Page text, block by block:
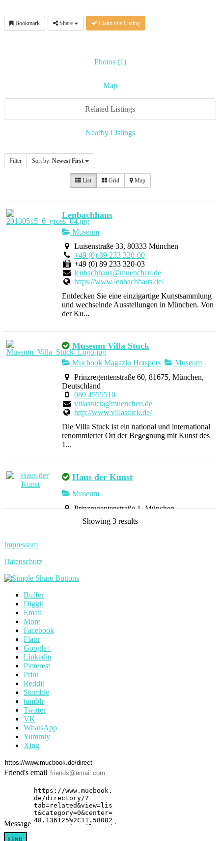
Bookmark Share Claim this Listing
Photos (1)
Map
Related Listings
Nearby Listings
Filter Sort by: Newest First
List Grid Map
Lenbachhaus
Museum
Luisenstraße 33, 80333 München
+49 (0) 89 233 320-00
+49 (0) 89 233 320-03
lenbachhaus@muenchen.de
https://www.lenbachhaus.de/
Entdecken Sie eine einzigartige Kunstsammlung
und wechselnde Ausstellungen in München. Von
der Ku...
Museum Villa Stuck
Mucbook Magazin Hotspots
Museum
Prinzregentenstraße 60, 81675, München,
Deutschland
089 4555510
villastuck@muenchen.de
http://www.villastuck.de/
Die Villa Stuck ist ein national und international
renommierter Ort der Begegnung mit Kunst des
1...
Haus der Kunst
Museum
Prinzregentenstraße 1, München,
Deutschland
089 21127 113
führendes Ze...
Showing 3 results
Impressum
Datenschutz
Buffer
Diggit
Email
More
Facebook
Flattr
Google+
Linkedin
Pinterest
Print
Reddit
Stumble
tumblr
Twitter
VK
WhatsApp
Yummly
Xing
Friend's email
Message
SEND